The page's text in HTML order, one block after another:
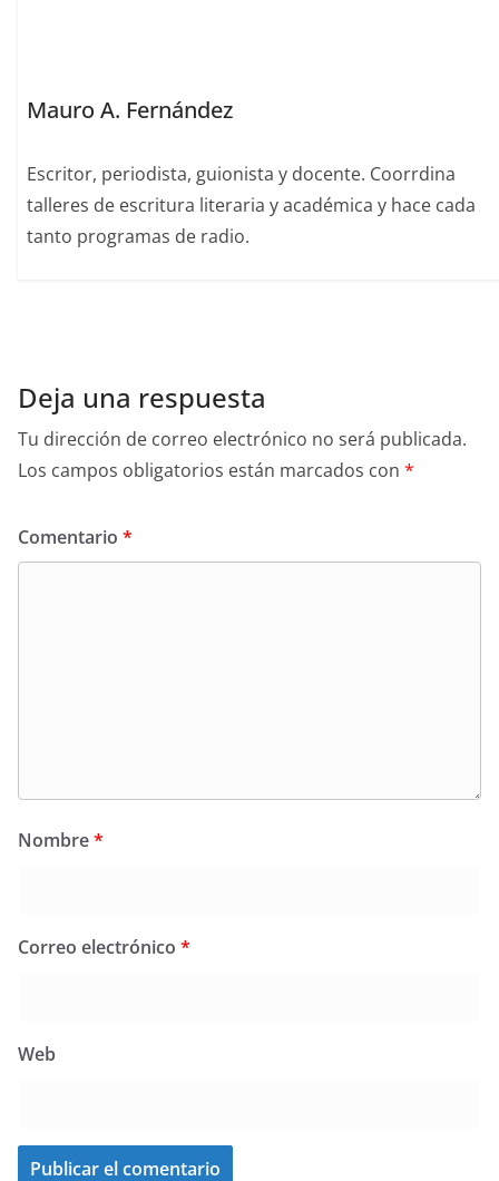
Mauro A. Fernández
Escritor, periodista, guionista y docente. Coorrdina
talleres de escritura literaria y académica y hace cada
tanto programas de radio.
Deja una respuesta
Tu dirección de correo electrónico no será publicada.
Los campos obligatorios están marcados con *
Comentario *
Nombre*
Correo electrónico *
Web